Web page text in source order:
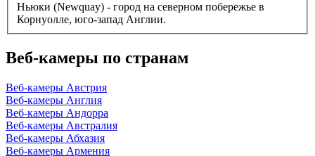
Ньюки (Newquay) - город на северном побережье в
Корнуолле, юго-запад Англии.
Веб-камеры по странам
Веб-камеры Австрия
Веб-камеры Англия
Веб-камеры Андорра
Веб-камеры Австралия
Веб-камеры Абхазия
Веб-камеры Армения